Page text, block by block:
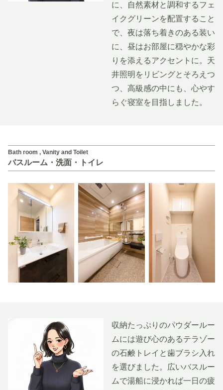
に、自然素材と調和するフェ
イクグリーンを配置すること
で、夜は落ち着きのある装い
に、昼はお部屋に穏やかな彩
りを添えるアクセントに。天
井照明をリビングとそろえつ
つ、高級感の中にも、心やす
らぐ寝室を目指しました。
Bath room , Vanity and Toilet
バスルーム・洗面・トイレ
収納たっぷりのパウダールー
ムには遊び心のあるテラゾー
の石鹸トレイと歯ブラシ入れ
を選びました。広いバスルー
ムで湯船に浸かれば一日の疲